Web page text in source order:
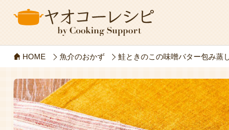
HOME 魚介のおかず 鮭ときのこの味噌バター包み蒸